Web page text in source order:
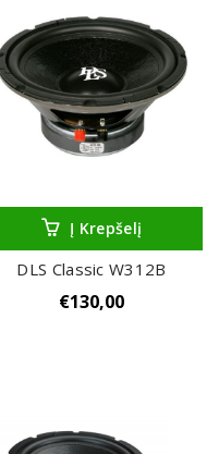
Į Krepšelį
DLS Classic W312B
€130,00